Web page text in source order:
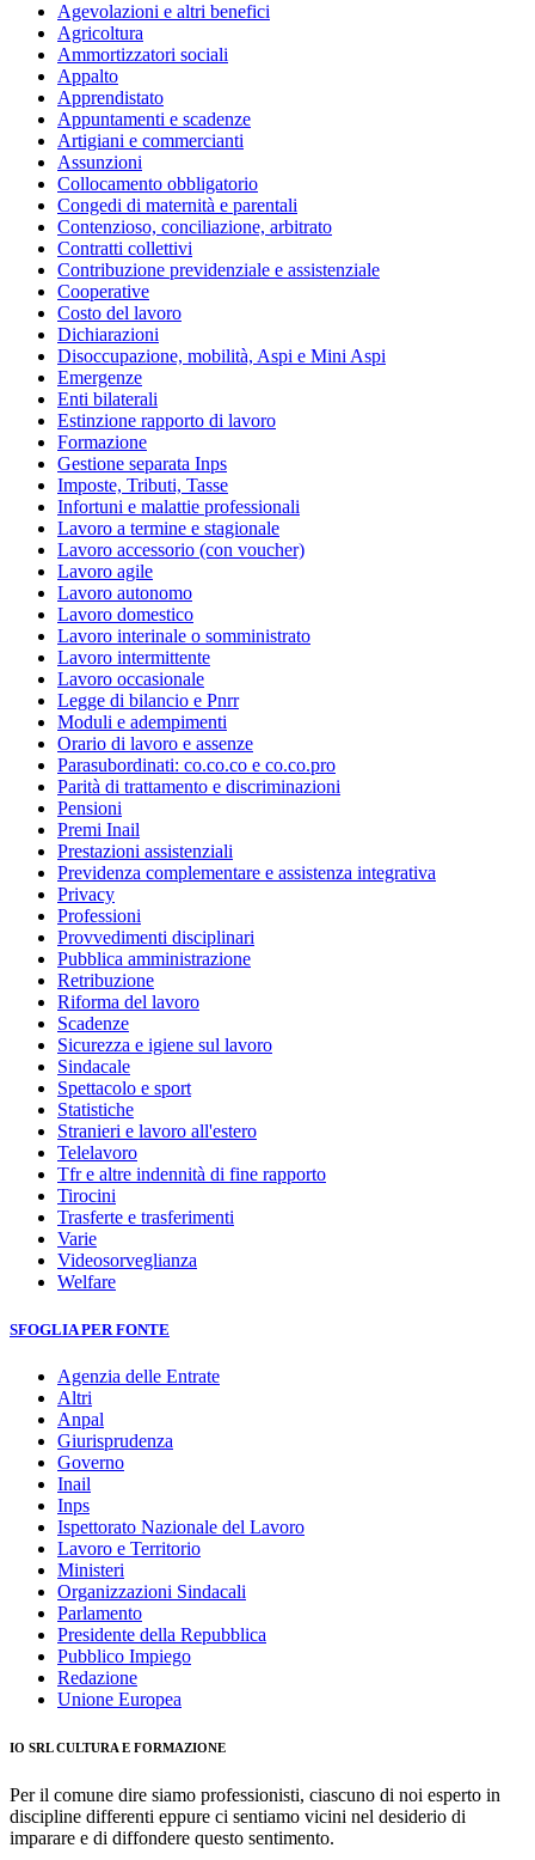
Agevolazioni e altri benefici
Agricoltura
Ammortizzatori sociali
Appalto
Apprendistato
Appuntamenti e scadenze
Artigiani e commercianti
Assunzioni
Collocamento obbligatorio
Congedi di maternità e parentali
Contenzioso, conciliazione, arbitrato
Contratti collettivi
Contribuzione previdenziale e assistenziale
Cooperative
Costo del lavoro
Dichiarazioni
Disoccupazione, mobilità, Aspi e Mini Aspi
Emergenze
Enti bilaterali
Estinzione rapporto di lavoro
Formazione
Gestione separata Inps
Imposte, Tributi, Tasse
Infortuni e malattie professionali
Lavoro a termine e stagionale
Lavoro accessorio (con voucher)
Lavoro agile
Lavoro autonomo
Lavoro domestico
Lavoro interinale o somministrato
Lavoro intermittente
Lavoro occasionale
Legge di bilancio e Pnrr
Moduli e adempimenti
Orario di lavoro e assenze
Parasubordinati: co.co.co e co.co.pro
Parità di trattamento e discriminazioni
Pensioni
Premi Inail
Prestazioni assistenziali
Previdenza complementare e assistenza integrativa
Privacy
Professioni
Provvedimenti disciplinari
Pubblica amministrazione
Retribuzione
Riforma del lavoro
Scadenze
Sicurezza e igiene sul lavoro
Sindacale
Spettacolo e sport
Statistiche
Stranieri e lavoro all'estero
Telelavoro
Tfr e altre indennità di fine rapporto
Tirocini
Trasferte e trasferimenti
Varie
Videosorveglianza
Welfare
SFOGLIA PER FONTE
Agenzia delle Entrate
Altri
Anpal
Giurisprudenza
Governo
Inail
Inps
Ispettorato Nazionale del Lavoro
Lavoro e Territorio
Ministeri
Organizzazioni Sindacali
Parlamento
Presidente della Repubblica
Pubblico Impiego
Redazione
Unione Europea
IO SRL CULTURA E FORMAZIONE
Per il comune dire siamo professionisti, ciascuno di noi esperto in
discipline differenti eppure ci sentiamo vicini nel desiderio di
imparare e di diffondere questo sentimento.